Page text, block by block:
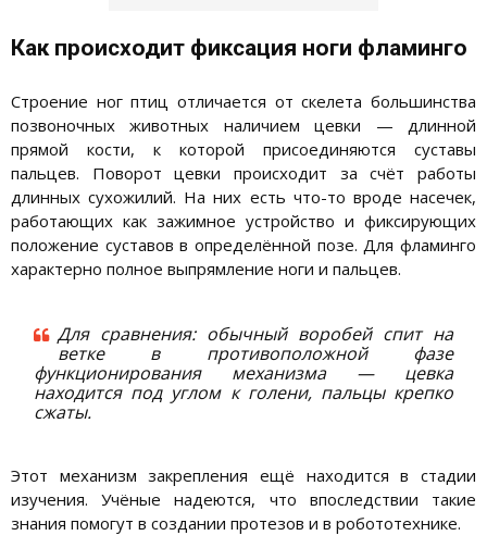
Как происходит фиксация ноги фламинго
Строение ног птиц отличается от скелета большинства
позвоночных животных наличием цевки — длинной
прямой кости, к которой присоединяются суставы
пальцев. Поворот цевки происходит за счёт работы
длинных сухожилий. На них есть что-то вроде насечек,
работающих как зажимное устройство и фиксирующих
положение суставов в определённой позе. Для фламинго
характерно полное выпрямление ноги и пальцев.
Для сравнения: обычный воробей спит на
ветке в противоположной фазе
функционирования механизма — цевка
находится под углом к голени, пальцы крепко
сжаты.
Этот механизм закрепления ещё находится в стадии
изучения. Учёные надеются, что впоследствии такие
знания помогут в создании протезов и в робототехнике.